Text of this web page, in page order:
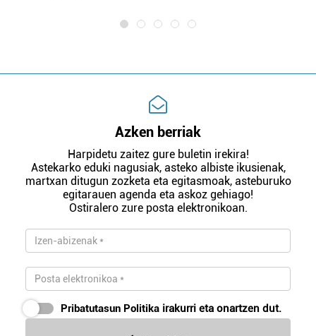
Azken berriak
Harpidetu zaitez gure buletin irekira!
Astekarko eduki nagusiak, asteko albiste ikusienak,
martxan ditugun zozketa eta egitasmoak, asteburuko
egitarauen agenda eta askoz gehiago!
Ostiralero zure posta elektronikoan.
Pribatutasun Politika irakurri eta onartzen dut.